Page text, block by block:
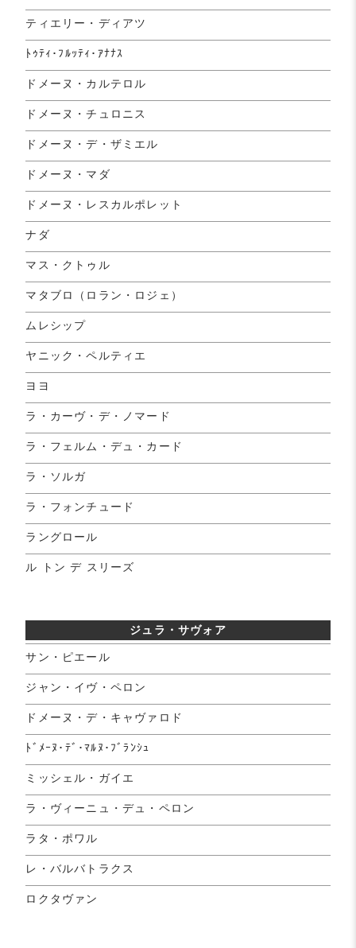
ティエリー・ディアツ
ﾄｩﾃｨ･ﾌﾙｯﾃｨ･ｱﾅﾅｽ
ドメーヌ・カルテロル
ドメーヌ・チュロニス
ドメーヌ・デ・ザミエル
ドメーヌ・マダ
ドメーヌ・レスカルポレット
ナダ
マス・クトゥル
マタブロ（ロラン・ロジェ）
ムレシップ
ヤニック・ペルティエ
ヨヨ
ラ・カーヴ・デ・ノマード
ラ・フェルム・デュ・カード
ラ・ソルガ
ラ・フォンチュード
ラングロール
ル トン デ スリーズ
ジュラ・サヴォア
サン・ピエール
ジャン・イヴ・ペロン
ドメーヌ・デ・キャヴァロド
ﾄﾞﾒｰﾇ･ﾃﾞ･ﾏﾙﾇ･ﾌﾞﾗﾝｼｭ
ミッシェル・ガイエ
ラ・ヴィーニュ・デュ・ペロン
ラタ・ポワル
レ・バルバトラクス
ロクタヴァン